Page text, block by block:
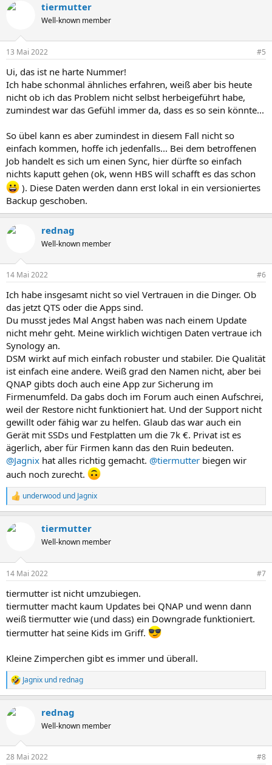
tiermutter
Well-known member
13 Mai 2022 #5
Ui, das ist ne harte Nummer!
Ich habe schonmal ähnliches erfahren, weiß aber bis heute
nicht ob ich das Problem nicht selbst herbeigeführt habe,
zumindest war das Gefühl immer da, dass es so sein könnte...
So übel kann es aber zumindest in diesem Fall nicht so
einfach kommen, hoffe ich jedenfalls... Bei dem betroffenen
Job handelt es sich um einen Sync, hier dürfte so einfach
nichts kaputt gehen (ok, wenn HBS will schafft es das schon
). Diese Daten werden dann erst lokal in ein versioniertes
Backup geschoben.
rednag
Well-known member
14 Mai 2022 #6
Ich habe insgesamt nicht so viel Vertrauen in die Dinger. Ob
das jetzt QTS oder die Apps sind.
Du musst jedes Mal Angst haben was nach einem Update
nicht mehr geht. Meine wirklich wichtigen Daten vertraue ich
Synology an.
DSM wirkt auf mich einfach robuster und stabiler. Die Qualität
ist einfach eine andere. Weiß grad den Namen nicht, aber bei
QNAP gibts doch auch eine App zur Sicherung im
Firmenumfeld. Da gabs doch im Forum auch einen Aufschrei,
weil der Restore nicht funktioniert hat. Und der Support nicht
gewillt oder fähig war zu helfen. Glaub das war auch ein
Gerät mit SSDs und Festplatten um die 7k €. Privat ist es
ägerlich, aber für Firmen kann das den Ruin bedeuten.
@Jagnix hat alles richtig gemacht. @tiermutter biegen wir
auch noch zurecht.
R
e
k
e
:
underwood und Jagnix
tiermutter
Well-known member
14 Mai 2022 #7
tiermutter ist nicht umzubiegen.
tiermutter macht kaum Updates bei QNAP und wenn dann
weiß tiermutter wie (und dass) ein Downgrade funktioniert.
tiermutter hat seine Kids im Griff.
Kleine Zimperchen gibt es immer und überall.
R
e
k
e
Jagnix und rednag
rednag
Well-known member
28 Mai 2022 #8